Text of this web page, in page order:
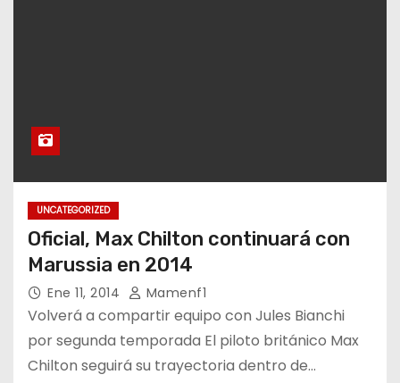
UNCATEGORIZED
Oficial, Max Chilton continuará con
Marussia en 2014
Ene 11, 2014 Mamenf1
Volverá a compartir equipo con Jules Bianchi
por segunda temporada El piloto británico Max
Chilton seguirá su trayectoria dentro de…